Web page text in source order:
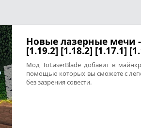
Новые лазерные мечи -
[1.19.2] [1.18.2] [1.17.1]
Мод ToLaserBlade добавит в
помощью которых вы сможете с
без зазрения совести.